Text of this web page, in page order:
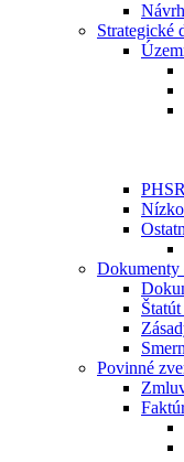
Strategické
PHSR
Dokumenty
Povinné